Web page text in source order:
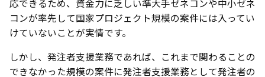
応できるため、資金力に乏しい準大手ゼネコンや中小ゼネ
コンが率先して国家プロジェクト規模の案件には入ってい
けていないことが実情です。
しかし、発注者支援業務であれば、これまで関わることの
できなかった規模の案件に発注者支援業務として発注者の